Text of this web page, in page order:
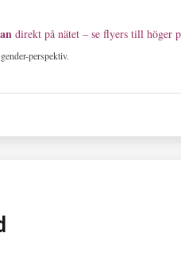
direkt på nätet – se flyers till höger
perspektiv.